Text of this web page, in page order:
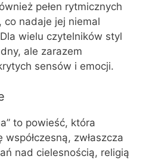
pełen rytmicznych
co nadaje jej niemal
wielu czytelników styl
ale zarazem
sensów i emocji.
to powieść, która
współczesną, zwłaszcza
nad cielesnością, religią